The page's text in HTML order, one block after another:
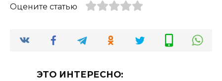
Оцените статью
ЭТО ИНТЕРЕСНО: